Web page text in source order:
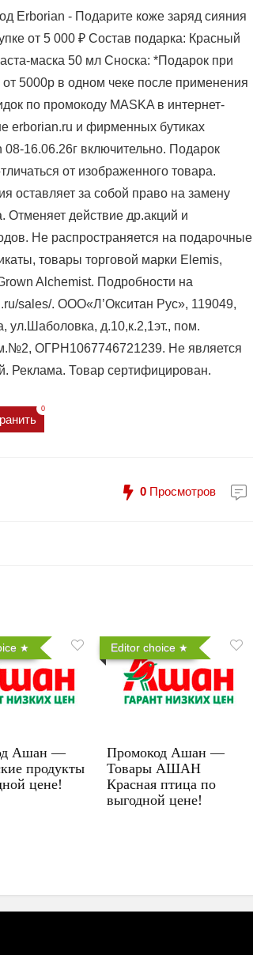
Erborian - Подарите коже заряд сияния
от 5 000 ₽ Состав подарка: Красный
маска 50 мл Сноска: *Подарок при
от 5000р в одном чеке после применения
по промокоду MASKA в интернет-
erborian.ru и фирменных бутиках
08-16.06.26г включительно. Подарок
от изображенного товара.
оставляет за собой право на замену
Отменяет действие др.акций и
Не распространяется на подарочные
товары торговой марки Elemis,
Alchemist. Подробности на
sales/. ООО«Л’Окситан Рус», 119049,
ул.Шаболовка, д.10,к.2,1эт., пом.
ОГРН1067746721239. Не является
Реклама. Товар сертифицирован.
0
0 Просмотров
Ашан —
продукты
цене!
Editor choice
Промокод Ашан —
Товары АШАН
Красная птица по
выгодной цене!